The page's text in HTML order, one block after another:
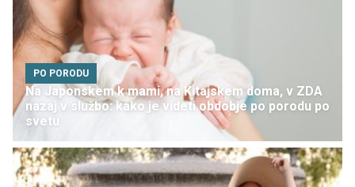
PO PORODU
Na Japonskem k mami, na Kitajskem doma, v ZDA
nazaj v službo: kako je videti obdobje po porodu po
svetu